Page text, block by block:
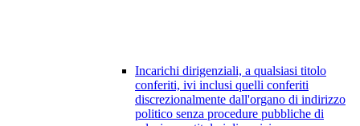
Incarichi dirigenziali, a qualsiasi titolo
conferiti, ivi inclusi quelli conferiti
discrezionalmente dall'organo di indirizzo
politico senza procedure pubbliche di